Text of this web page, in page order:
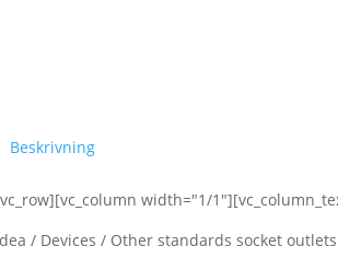
Beskrivning
width="1/
/ Devices / Other standards socket outlets